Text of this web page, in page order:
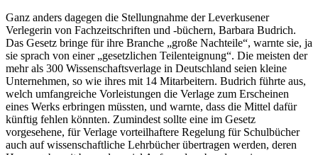
Ganz anders dagegen die Stellungnahme der Leverkusener
Verlegerin von Fachzeitschriften und -büchern, Barbara Budrich.
Das Gesetz bringe für ihre Branche „große Nachteile“, warnte sie, ja
sie sprach von einer „gesetzlichen Teilenteignung“. Die meisten der
mehr als 300 Wissenschaftsverlage in Deutschland seien kleine
Unternehmen, so wie ihres mit 14 Mitarbeitern. Budrich führte aus,
welch umfangreiche Vorleistungen die Verlage zum Erscheinen
eines Werks erbringen müssten, und warnte, dass die Mittel dafür
künftig fehlen könnten. Zumindest sollte eine im Gesetz
vorgesehene, für Verlage vorteilhaftere Regelung für Schulbücher
auch auf wissenschaftliche Lehrbücher übertragen werden, deren